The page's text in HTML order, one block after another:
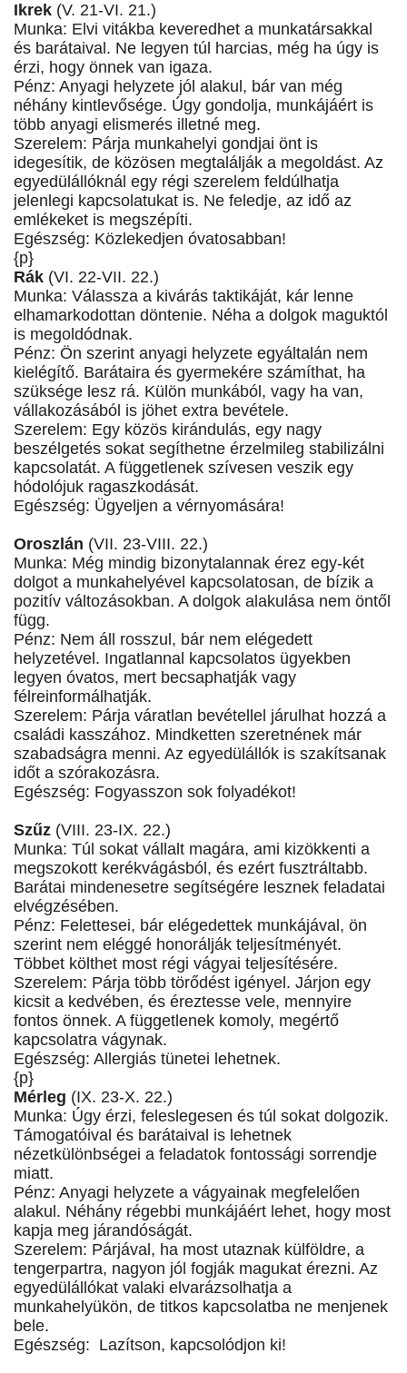
Ikrek (V. 21-VI. 21.)
Munka: Elvi vitákba keveredhet a munkatársakkal
és barátaival. Ne legyen túl harcias, még ha úgy is
érzi, hogy önnek van igaza.
Pénz: Anyagi helyzete jól alakul, bár van még
néhány kintlevősége. Úgy gondolja, munkájáért is
több anyagi elismerés illetné meg.
Szerelem: Párja munkahelyi gondjai önt is
idegesítik, de közösen megtalálják a megoldást. Az
egyedülállóknál egy régi szerelem feldúlhatja
jelenlegi kapcsolatukat is. Ne feledje, az idő az
emlékeket is megszépíti.
Egészség: Közlekedjen óvatosabban!
{p}
Rák (VI. 22-VII. 22.)
Munka: Válassza a kivárás taktikáját, kár lenne
elhamarkodottan döntenie. Néha a dolgok maguktól
is megoldódnak.
Pénz: Ön szerint anyagi helyzete egyáltalán nem
kielégítő. Barátaira és gyermekére számíthat, ha
szüksége lesz rá. Külön munkából, vagy ha van,
vállakozásából is jöhet extra bevétele.
Szerelem: Egy közös kirándulás, egy nagy
beszélgetés sokat segíthetne érzelmileg stabilizálni
kapcsolatát. A függetlenek szívesen veszik egy
hódolójuk ragaszkodását.
Egészség: Ügyeljen a vérnyomására!
Oroszlán (VII. 23-VIII. 22.)
Munka: Még mindig bizonytalannak érez egy-két
dolgot a munkahelyével kapcsolatosan, de bízik a
pozitív változásokban. A dolgok alakulása nem öntől
függ.
Pénz: Nem áll rosszul, bár nem elégedett
helyzetével. Ingatlannal kapcsolatos ügyekben
legyen óvatos, mert becsaphatják vagy
félreinformálhatják.
Szerelem: Párja váratlan bevétellel járulhat hozzá a
családi kasszához. Mindketten szeretnének már
szabadságra menni. Az egyedülállók is szakítsanak
időt a szórakozásra.
Egészség: Fogyasszon sok folyadékot!
Szűz (VIII. 23-IX. 22.)
Munka: Túl sokat vállalt magára, ami kizökkenti a
megszokott kerékvágásból, és ezért fusztráltabb.
Barátai mindenesetre segítségére lesznek feladatai
elvégzésében.
Pénz: Felettesei, bár elégedettek munkájával, ön
szerint nem eléggé honorálják teljesítményét.
Többet költhet most régi vágyai teljesítésére.
Szerelem: Párja több törődést igényel. Járjon egy
kicsit a kedvében, és éreztesse vele, mennyire
fontos önnek. A függetlenek komoly, megértő
kapcsolatra vágynak.
Egészség: Allergiás tünetei lehetnek.
{p}
Mérleg (IX. 23-X. 22.)
Munka: Úgy érzi, feleslegesen és túl sokat dolgozik.
Támogatóival és barátaival is lehetnek
nézetkülönbségei a feladatok fontossági sorrendje
miatt.
Pénz: Anyagi helyzete a vágyainak megfelelően
alakul. Néhány régebbi munkájáért lehet, hogy most
kapja meg járandóságát.
Szerelem: Párjával, ha most utaznak külföldre, a
tengerpartra, nagyon jól fogják magukat érezni. Az
egyedülállókat valaki elvarázsolhatja a
munkahelyükön, de titkos kapcsolatba ne menjenek
bele.
Egészség: Lazítson, kapcsolódjon ki!